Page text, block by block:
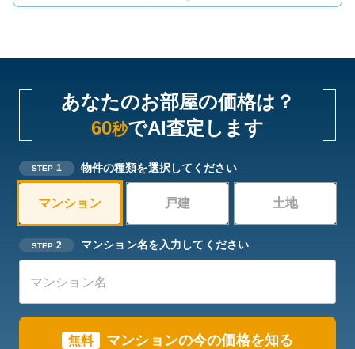
あなたのお部屋の価格は？
60秒でAI査定します
STEP 1 物件の種類を選択してください
マンション 戸建 土地
STEP 2 マンション名を入力してください
無料 マンションの今の価格を知る